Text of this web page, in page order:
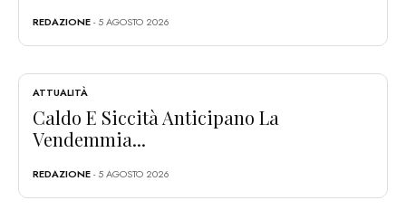
REDAZIONE- 5 AGOSTO 2026
ATTUALITÀ
Caldo E Siccità Anticipano La
Vendemmia...
REDAZIONE- 5 AGOSTO 2026